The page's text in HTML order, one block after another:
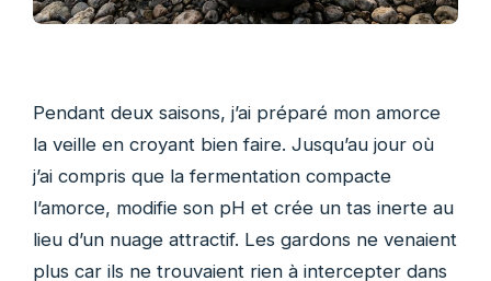
Pendant deux saisons, j’ai préparé mon amorce
la veille en croyant bien faire. Jusqu’au jour où
j’ai compris que la fermentation compacte
l’amorce, modifie son pH et crée un tas inerte au
lieu d’un nuage attractif. Les gardons ne venaient
plus car ils ne trouvaient rien à intercepter dans